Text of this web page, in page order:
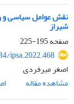
نقش عوامل سیاسی و
شیراز
صفحه195-225
ipsa.2022.468
اصغر میرفردی
مشاهده مقاله